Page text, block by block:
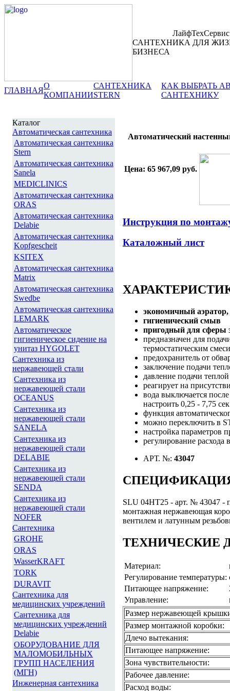
ЛайфТехСервис
САНТЕХНИКА ДЛЯ
БИЗНЕСА
ГЛАВНАЯ
О
КОМПАНИИ
САНТЕХНИКА
STERN
КАК ВЫБРАТЬ
САНТЕХНИКУ
Каталог
Автоматическая сантехника
Автоматическая сантехника
Stern
Автоматическая сантехника
Sanela
MEDICLINICS
Автоматическая сантехника
ORAS
Автоматическая сантехника
Delabie
Автоматическая сантехника
Kopfgescheit
KSITEX
Автоматическая сантехника
Matrix
Автоматическая сантехника
Swedbe
Автоматическая сантехника
LEMARK
Автоматическое
гигиеническое сидение на
унитаз HYGOLET
Сантехника из
нержавеющей стали
Сантехника из
нержавеющей стали
OCEANUS
Сантехника из
нержавеющей стали
SANELA
Сантехника из
нержавеющей стали
DELABIE
Сантехника из
нержавеющей стали
SENDA
Сантехника из
нержавеющей стали
NOFER
Сантехника
GROHE
ORAS
WasserKRAFT
TORK
DURAVIT
Сантехника для
медицинских учреждений
Сантехника для
медицинских учреждений
Delabie
ОБОРУДОВАНИЕ ДЛЯ
МАЛОМОБИЛЬНЫХ
ГРУПП НАСЕЛЕНИЯ
(МГН)
Инженерная сантехника
Автоматический
Цена: 65 967,09 руб.
Инструкция по
Каталожный лист
экономичный
гигиенический смыв
пригодный для сферы
предназначен для
термостатическим
предохранитель от
заключение подачи
давление подачи
реагирует на
вода выключается
настроить 0,25 - 7,75
функция
можно переключить в
настройка параметров
регулирование
АРТ. №: 43047
SLU 04HT25 - арт. № 43047 -
монтажная нержавеющая
вентилем и латунным
ТЕХНИЧЕСКИЕ
Материал:
Регулирoвание температуры:
Питающее напряжение:
Управление:
Размер нержавеющей
Размер монтажной коробки:
Длечо вытекания:
Питающее напряжение:
Зона чувствительности:
Рабочее давление:
Расход воды: